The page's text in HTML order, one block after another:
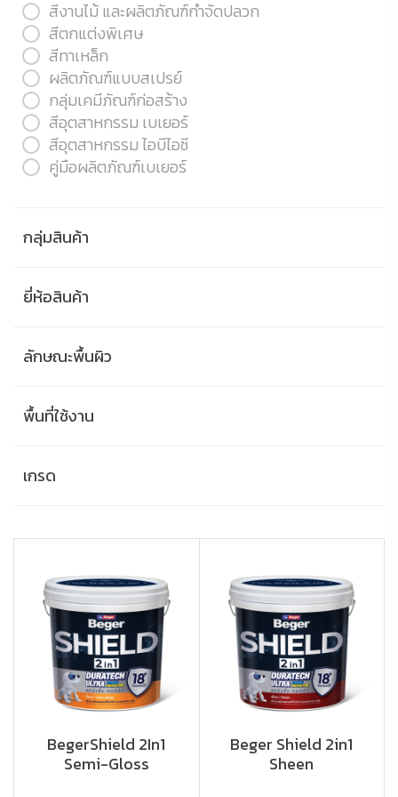
สีงานไม้ และผลิตภัณฑ์กำจัดปลวก
สีตกแต่งพิเศษ
สีทาเหล็ก
ผลิตภัณฑ์แบบสเปรย์
กลุ่มเคมีภัณฑ์ก่อสร้าง
สีอุตสาหกรรม เบเยอร์
สีอุตสาหกรรม ไอบีไอซี
คู่มือผลิตภัณฑ์เบเยอร์
กลุ่มสินค้า
ยี่ห้อสินค้า
ลักษณะพื้นผิว
พื้นที่ใช้งาน
เกรด
BegerShield 2In1
Semi-Gloss
Beger Shield 2in1
Sheen